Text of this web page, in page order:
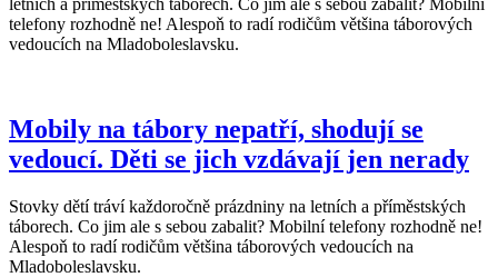
letních a příměstských táborech. Co jim ale s sebou zabalit? Mobilní
telefony rozhodně ne! Alespoň to radí rodičům většina táborových
vedoucích na Mladoboleslavsku.
Mobily na tábory nepatří, shodují se
vedoucí. Děti se jich vzdávají jen nerady
Stovky dětí tráví každoročně prázdniny na letních a příměstských
táborech. Co jim ale s sebou zabalit? Mobilní telefony rozhodně ne!
Alespoň to radí rodičům většina táborových vedoucích na
Mladoboleslavsku.